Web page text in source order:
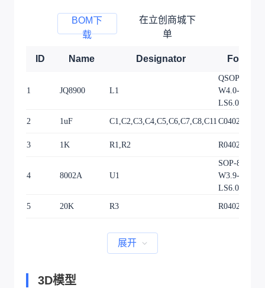
BOM下
载
在立创商城下
单
ID Name Designator
1 JQ8900 L1
QSOP-
W4.0-P0.64-
LS6.0-BL
2 1uF C1,C2,C3,C4,C5,C6,C7,C8,C11 C0402
3 1K R1,R2 R0402
4 8002A U1
SOP-8_L4.9-
W3.9-P1.27-
LS6.0-BL
5 20K R3 R0402
展开
3D模型